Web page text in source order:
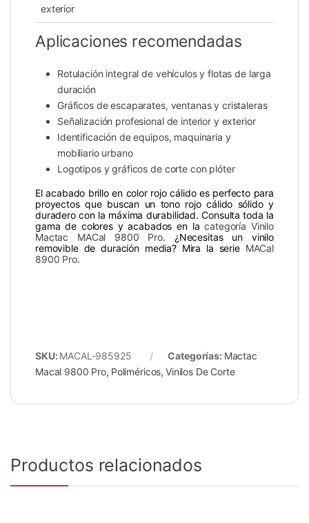
exterior
Aplicaciones recomendadas
Rotulación integral de vehículos y flotas de larga
duración
Gráficos de escaparates, ventanas y cristaleras
Señalización profesional de interior y exterior
Identificación de equipos, maquinaria y
mobiliario urbano
Logotipos y gráficos de corte con plóter
El acabado brillo en color rojo cálido es perfecto para
proyectos que buscan un tono rojo cálido sólido y
duradero con la máxima durabilidad. Consulta toda la
gama de colores y acabados en lacategoría Vinilo
Mactac MACal 9800 Pro. ¿Necesitas un vinilo
removible de duración media? Mira la serie MACal
8900 Pro.
SKU: MACAL-985925 Categorías: Mactac
Macal 9800 Pro, Poliméricos, Vinilos De Corte
Productos relacionados